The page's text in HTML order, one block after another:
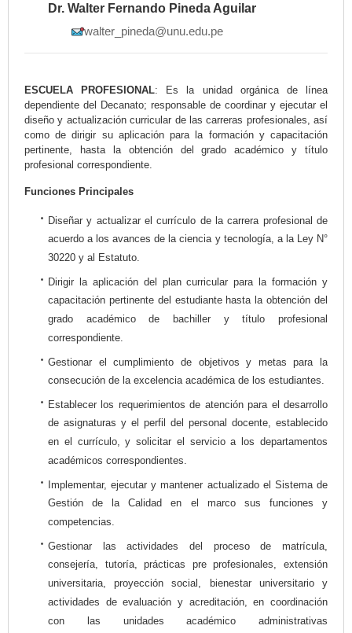
Dr. Walter Fernando Pineda Aguilar
walter_pineda@unu.edu.pe
ESCUELA PROFESIONAL: Es la unidad orgánica de línea
dependiente del Decanato; responsable de coordinar y ejecutar el
diseño y actualización curricular de las carreras profesionales, así
como de dirigir su aplicación para la formación y capacitación
pertinente, hasta la obtención del grado académico y título
profesional correspondiente.
Funciones Principales
Diseñar y actualizar el currículo de la carrera profesional de
acuerdo a los avances de la ciencia y tecnología, a la Ley N°
30220 y al Estatuto.
Dirigir la aplicación del plan curricular para la formación y
capacitación pertinente del estudiante hasta la obtención del
grado académico de bachiller y título profesional
correspondiente.
Gestionar el cumplimiento de objetivos y metas para la
consecución de la excelencia académica de los estudiantes.
Establecer los requerimientos de atención para el desarrollo
de asignaturas y el perfil del personal docente, establecido
en el currículo, y solicitar el servicio a los departamentos
académicos correspondientes.
Implementar, ejecutar y mantener actualizado el Sistema de
Gestión de la Calidad en el marco sus funciones y
competencias.
Gestionar las actividades del proceso de matrícula,
consejería, tutoría, prácticas pre profesionales, extensión
universitaria, proyección social, bienestar universitario y
actividades de evaluación y acreditación, en coordinación
con las unidades académico administrativas